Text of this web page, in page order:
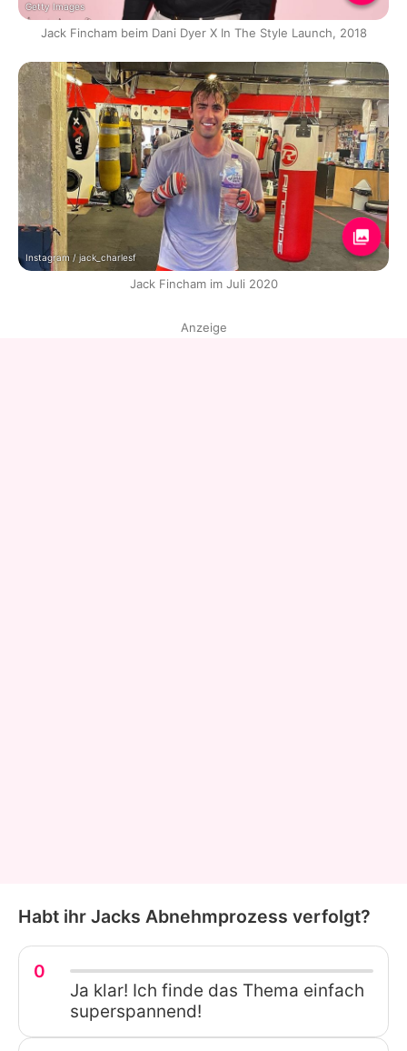
Getty Images
Jack Fincham beim Dani Dyer X In The Style Launch, 2018
Instagram / jack_charlesf
Jack Fincham im Juli 2020
Anzeige
Habt ihr Jacks Abnehmprozess verfolgt?
0
Ja klar! Ich finde das Thema einfach
superspannend!